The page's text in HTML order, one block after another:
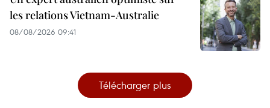
les relations Vietnam-Australie
08/08/2026 09:41
Télécharger plus